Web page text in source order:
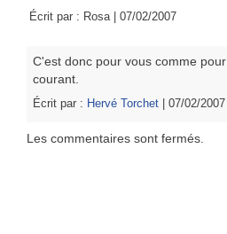
Écrit par : Rosa | 07/02/2007
C'est donc pour vous comme
courant.
Écrit par : Hervé Torchet | 07/02/2007
Les commentaires sont fermés.